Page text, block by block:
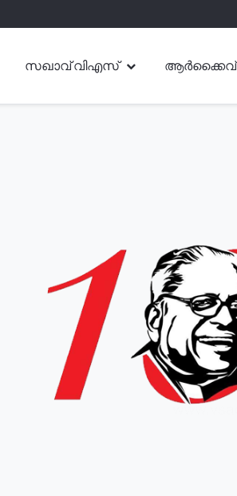
സഖാവ് വിഎസ് ആർക്കൈവ്